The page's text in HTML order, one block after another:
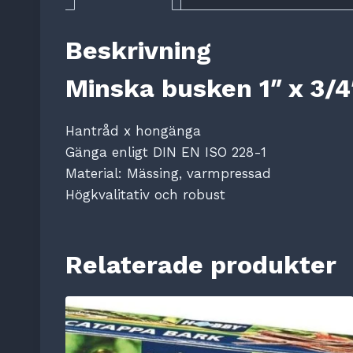
Beskrivning
Minska busken 1″ x 3/
Hantråd x hongänga
Gänga enligt DIN EN ISO 228-1
Material: Mässing, varmpressad
Högkvalitativ och robust
Relaterade produkter